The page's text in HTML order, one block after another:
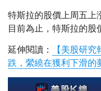
特斯拉的股價上周五上
目前為止，特斯拉的股
延伸閱讀：
【美股研
跌，縈繞在獲利下滑的